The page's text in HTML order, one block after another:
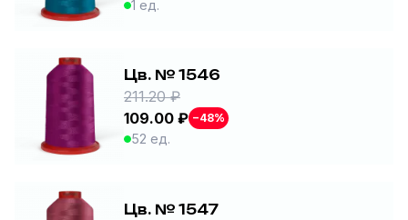
1 ед.
Цв. № 1546
211.20 ₽
109.00 ₽ −48%
52 ед.
Цв. № 1547